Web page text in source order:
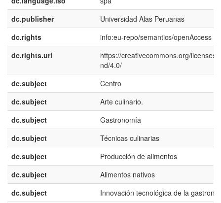
dc.publisher
Universidad Alas Peruanas
dc.rights
info:eu-repo/semantics/openAccess
dc.rights.uri
https://creativecommons.org/licenses/
nd/4.0/
dc.subject
Centro
dc.subject
Arte culinario.
dc.subject
Gastronomía
dc.subject
Técnicas culinarias
dc.subject
Producción de alimentos
dc.subject
Alimentos nativos
dc.subject
Innovación tecnológica de la